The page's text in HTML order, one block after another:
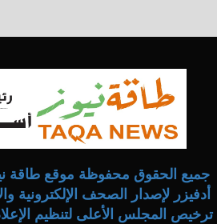
جميع الحقوق محفوظة موقع طاقة
أدفيزر لإصدار الصحف الإلكترونية